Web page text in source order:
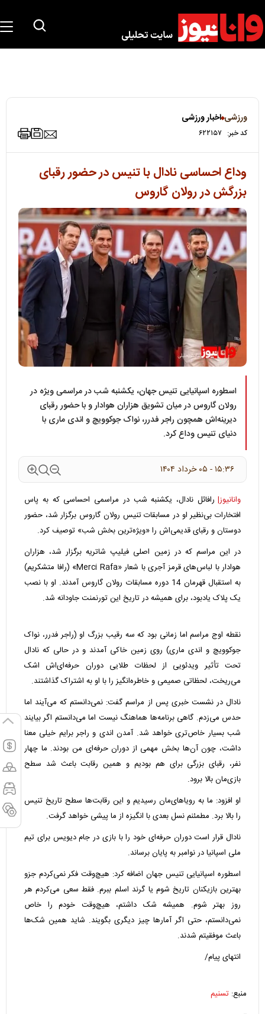
ورزشی اخبار ورزشی
کد خبر: ۶۲۲۱۵۷
وداع احساسی نادال با تنیس در حضور رقبای
بزرگش در رولان گاروس
اسطوره اسپانیایی تنیس جهان، یکشنبه شب در مراسمی ویژه در
رولان گاروس در میان تشویق هزاران هوادار و با حضور رقبای
دیرینه‌اش همچون راجر فدرر، نواک جوکوویچ و اندی ماری با
دنیای تنیس وداع کرد.
۱۵:۳۶ - ۰۵ خرداد ۱۴۰۴
وانانیوز| رافائل نادال، یکشنبه شب در مراسمی احساسی که به پاس
افتخارات بی‌نظیر او در مسابقات تنیس رولان گاروس برگزار شد، حضور
دوستان و رقبای قدیمی‌اش را «ویژه‌ترین بخش شب» توصیف کرد.
در این مراسم که در زمین اصلی فیلیپ شاتریه برگزار شد، هزاران
هوادار با لباس‌های قرمز آجری با شعار «Merci Rafa» (رافا متشکریم)
به استقبال قهرمان 14 دوره مسابقات رولان گاروس آمدند. او با نصب
یک پلاک یادبود، برای همیشه در تاریخ این تورنمنت جاودانه شد.
نقطه اوج مراسم اما زمانی بود که سه رقیب بزرگ او (راجر فدرر، نواک
جوکوویچ و اندی ماری) روی زمین خاکی آمدند و در حالی که نادال
تحت تأثیر ویدئویی از لحظات طلایی دوران حرفه‌ای‌اش اشک
می‌ریخت، لحظاتی صمیمی و خاطره‌انگیز را با او به اشتراک گذاشتند.
نادال در نشست خبری پس از مراسم گفت: نمی‌دانستم که می‌آیند اما
حدس می‌زدم. گاهی برنامه‌ها هماهنگ نیست اما می‌دانستم اگر بیایند
شب بسیار خاص‌تری خواهد شد. آمدن اندی و راجر برایم خیلی معنا
داشت، چون آن‌ها بخش مهمی از دوران حرفه‌ای من بودند. ما چهار
نفر، رقبای بزرگی برای هم بودیم و همین رقابت باعث شد سطح
بازی‌مان بالا برود.
او افزود: ما به رویاهای‌مان رسیدیم و این رقابت‌ها سطح تاریخ تنیس
را بالا برد. مطمئنم نسل بعدی با انگیزه از ما پیشی خواهد گرفت.
نادال قرار است دوران حرفه‌ای خود را با بازی در جام دیویس برای تیم
ملی اسپانیا در نوامبر به پایان برساند.
اسطوره اسپانیایی تنیس جهان اضافه کرد: هیچ‌وقت فکر نمی‌کردم جزو
بهترین بازیکنان تاریخ شوم یا گرند اسلم ببرم. فقط سعی می‌کردم هر
روز بهتر شوم. همیشه شک داشتم، هیچ‌وقت خودم را خاص
نمی‌دانستم، حتی اگر آمارها چیز دیگری بگویند. شاید همین شک‌ها
باعث موفقیتم شدند.
انتهای پیام/
منبع: تسنیم